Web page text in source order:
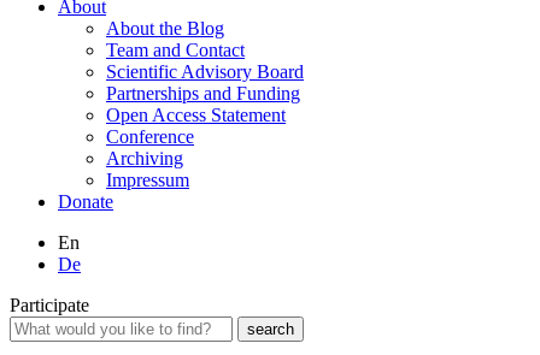
About
About the Blog
Team and Contact
Scientific Advisory Board
Partnerships and Funding
Open Access Statement
Conference
Archiving
Impressum
Donate
En
De
Participate